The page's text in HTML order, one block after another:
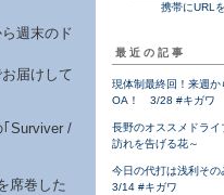
週末のド
届けして
｢Surviver /
席巻した
携帯にURL
最近の記事
現体制最終回！来週か
OA！ 3/28 #キガワ
長野のオススメドライ
訪れを告げる花～
今日の代打は浅利その
3/14 #キガワ